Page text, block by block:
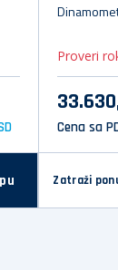
Proveri
Cena sa
Zatraži